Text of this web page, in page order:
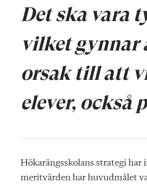
Det ska vara
vilket gynnar
orsak till att
elever, också
Hökarängsskolans strategi har
meritvärden har huvudmålet